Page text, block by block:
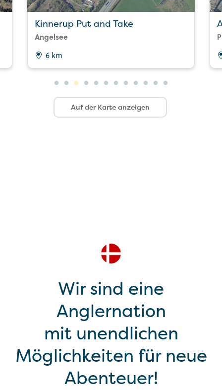
Kinnerup Put and Take
Angelsee
6 km
Auf der Karte anzeigen
Wir sind eine
Anglernation
mit unendlichen
Möglichkeiten für neue
Abenteuer!